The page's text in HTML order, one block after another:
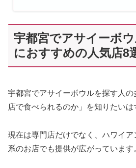
宇都宮でアサイーボ
におすすめの人気店8
宇都宮でアサイーボウルを探す人
店で食べられるのか」を知りたいは
現在は専門店だけでなく、ハワイ
系のお店でも提供が広がっています